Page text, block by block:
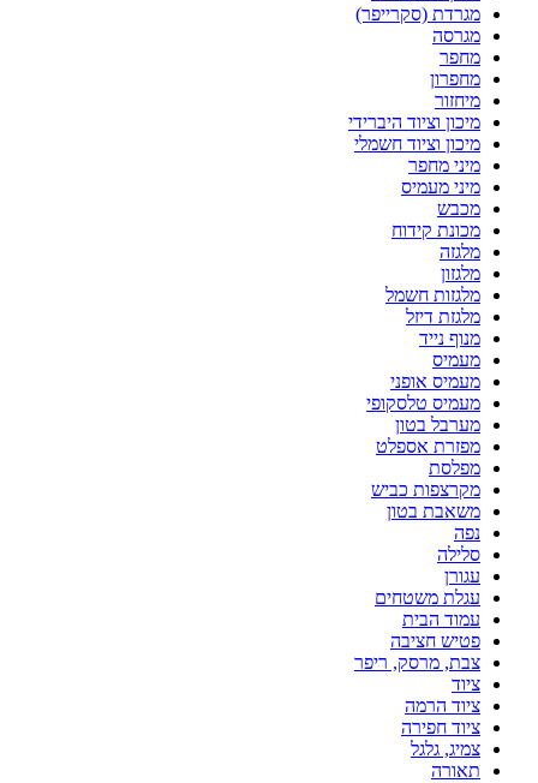
מגרדת (סקרייפר)
מגרסה
מחפר
מחפרון
מיחזור
מיכון וציוד היברידי
מיכון וציוד חשמלי
מיני מחפר
מיני מעמיס
מכבש
מכונת קידוח
מלגזה
מלגזון
מלגזות חשמל
מלגזת דיזל
מנוף נייד
מעמיס
מעמיס אופני
מעמיס טלסקופי
מערבל בטון
מפזרת אספלט
מפלסת
מקרצפות כביש
משאבת בטון
נפה
סלילה
עגורן
עגלת משטחים
עמוד הבית
פטיש חציבה
צבת, מרסק, ריפר
ציוד
ציוד הרמה
ציוד חפירה
צמיג, גלגל
תאורה